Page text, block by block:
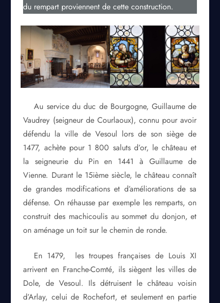
du rempart proviennent de cette construction.
Au service du duc de Bourgogne, Guillaume de
Vaudrey (seigneur de Courlaoux), connu pour avoir
défendu la ville de Vesoul lors de son siège de
1477, achète pour 1 800 saluts d’or, le château et
la seigneurie du Pin en 1441 à Guillaume de
Vienne. Durant le 15ième siècle, le château connaît
de grandes modifications et d’améliorations de sa
défense. On réhausse par exemple les remparts, on
construit des machicoulis au sommet du donjon, et
on aménage un toit sur le chemin de ronde.
En 1479, les troupes françaises de Louis XI
arrivent en Franche-Comté, ils siègent les villes de
Dole, de Vesoul. Ils détruisent le château voisin
d’Arlay, celui de Rochefort, et seulement en partie